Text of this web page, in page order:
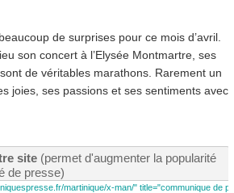
de surprises pour ce mois d’avril.
son concert à l’Elysée Montmartre, ses
de véritables marathons. Rarement un
joies, ses passions et ses sentiments avec
site (permet d'augmenter la popularité
de presse)